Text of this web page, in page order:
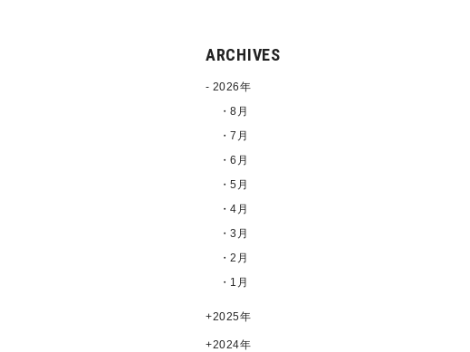
ARCHIVES
2026年
・8月
・7月
・6月
・5月
・4月
・3月
・2月
・1月
2025年
2024年